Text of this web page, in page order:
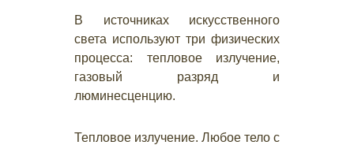
В источниках искусственного
света используют три физических
процесса: тепловое излучение,
газовый разряд и
люминесценцию.
Тепловое излучение. Любое тело с